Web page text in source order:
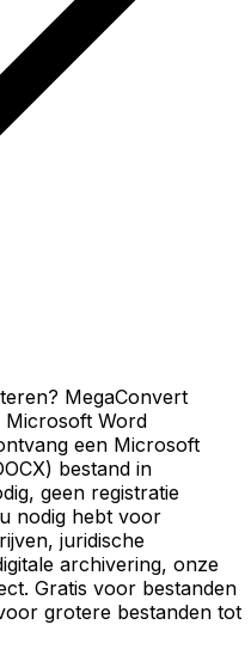
MegaConvert
Microsoft Word
een Microsoft
bestand in
geen registratie
nodig hebt voor
juridische
archivering, onze
Gratis voor bestanden
grotere bestanden tot